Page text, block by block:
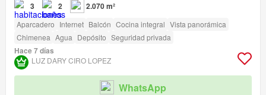
3 2 2.070 m²
Aparcadero Internet Balcón Cocina integral Vista panorámica
Chimenea Agua Depósito Seguridad privada
Hace 7 días
LUZ DARY CIRO LOPEZ
WhatsApp